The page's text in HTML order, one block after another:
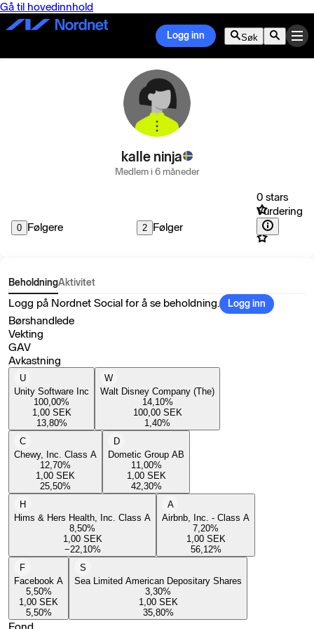
Gå til hovedinnhold
Logg inn Søk
kalle ninja
Medlem i 6 måneder
0 Følgere 2 Følger
0 stars
Vurdering
BeholdningAktivitet
Logg på Nordnet Social for å se beholdning. Logg inn
Børshandlede
Vekting
GAV
Avkastning
U
Unity Software Inc
100,00%
1,00 SEK
13,80%
W
Walt Disney Company (The)
14,10%
100,00 SEK
1,40%
C
Chewy, Inc. Class A
12,70%
1,00 SEK
25,50%
D
Dometic Group AB
11,00%
1,00 SEK
42,30%
H
Hims & Hers Health, Inc. Class A
8,50%
1,00 SEK
−22,10%
A
Airbnb, Inc. - Class A
7,20%
1,00 SEK
56,12%
F
Facebook A
5,50%
1,00 SEK
5,50%
S
Sea Limited American Depositary Shares
3,30%
1,00 SEK
35,80%